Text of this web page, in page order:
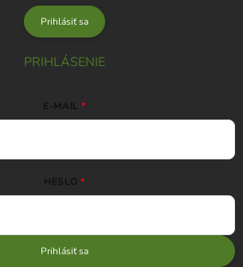
Prihlásiť sa
PRIHLÁSENIE
E-MAIL
HESLO
Prihlásiť sa